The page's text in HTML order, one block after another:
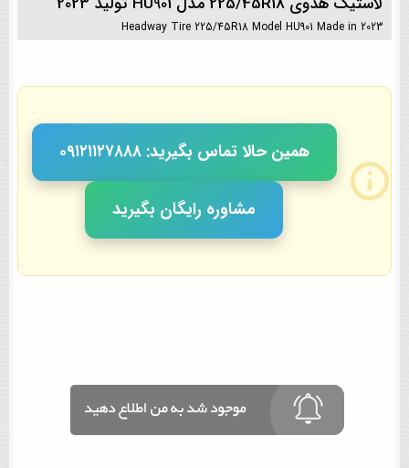
Headway Tire 225/45R18 Model HU901 Made in 2023
همین حالا تماس بگیرید: ٠٩١٢١١٢٧٨٨٨
مشاوره رایگان بگیرید